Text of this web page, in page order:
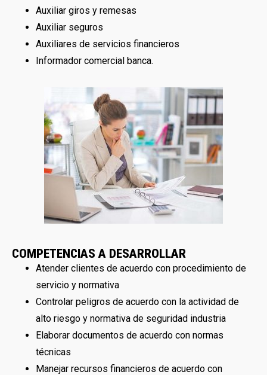
Auxiliar giros y remesas
Auxiliar seguros
Auxiliares de servicios financieros
Informador comercial banca.
COMPETENCIAS A DESARROLLAR
Atender clientes de acuerdo con procedimiento de
servicio y normativa
Controlar peligros de acuerdo con la actividad de
alto riesgo y normativa de seguridad industria
Elaborar documentos de acuerdo con normas
técnicas
Manejar recursos financieros de acuerdo con